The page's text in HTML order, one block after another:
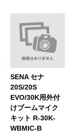
SENA セナ
20S/20S
EVO/30K用外付
けブームマイク
キット R-30K-
WBMIC-B